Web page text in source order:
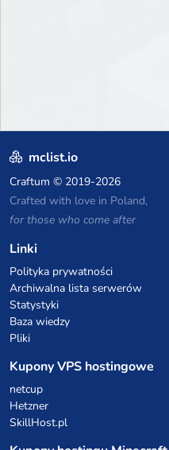
mclist.io
Craftum © 2019-2026
Crafted with love in Poland,
for those who come after
Linki
Polityka prywatności
Archiwalna lista serwerów
Statystyki
Baza wiedzy
Pliki
Kupony VPS hostingowe
netcup
Hetzner
SkillHost.pl